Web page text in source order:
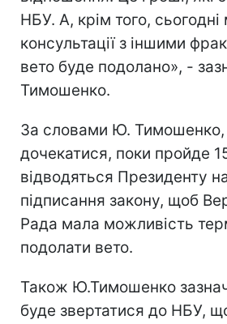
НБУ. А, крім того,
консультації з іншими
вето буде подолано», -
Тимошенко.
За словами Ю. Тимошенко,
дочекатися, поки пройде
відводяться Президенту
підписання закону, щоб
Рада мала можливість
подолати вето.
Також Ю.Тимошенко
буде звертатися до НБУ,